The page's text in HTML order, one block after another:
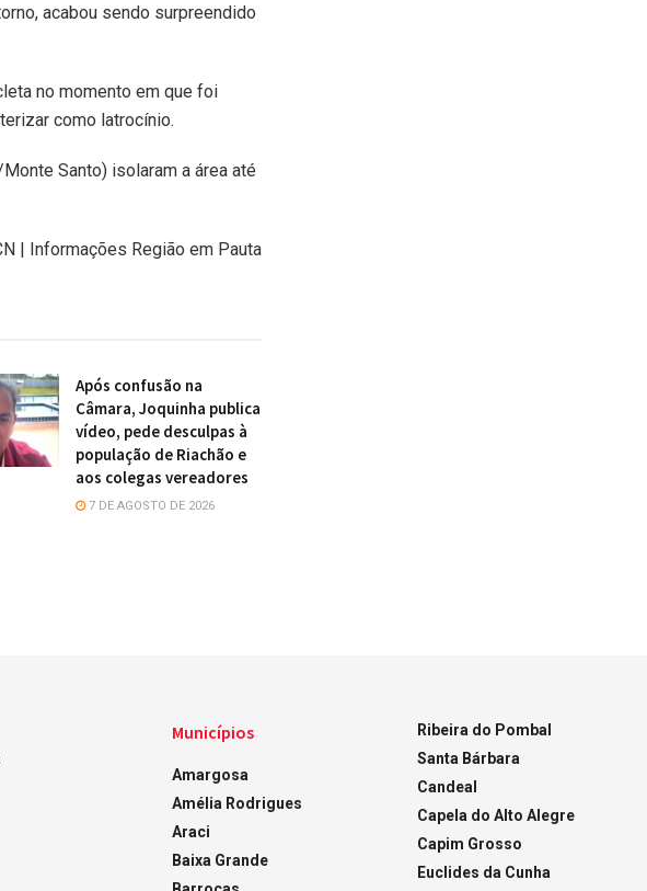
acabou sendo surpreendido
no momento em que foi
como latrocínio.
Santo) isolaram a área até
| Informações Região em Pauta
Após confusão na
Câmara, Joquinha publica
vídeo, pede desculpas à
população de Riachão e
aos colegas vereadores
7 DE AGOSTO DE 2026
Municípios
Amargosa
Amélia Rodrigues
Araci
Baixa Grande
Ribeira do Pombal
Santa Bárbara
Candeal
Capela do Alto Alegre
Capim Grosso
Euclides da Cunha